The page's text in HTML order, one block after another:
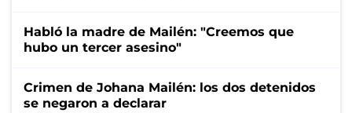
Habló la madre de Mailén: "Creemos que
hubo un tercer asesino"
Crimen de Johana Mailén: los dos detenidos
se negaron a declarar